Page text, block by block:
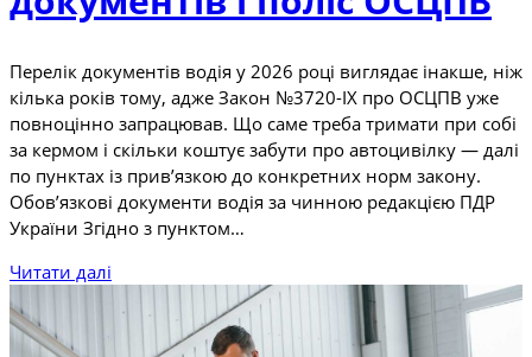
Перелік документів водія у 2026 році виглядає інакше, ніж
кілька років тому, адже Закон №3720-IX про ОСЦПВ уже
повноцінно запрацював. Що саме треба тримати при собі
за кермом і скільки коштує забути про автоцивілку — далі
по пунктах із прив’язкою до конкретних норм закону.
Обов’язкові документи водія за чинною редакцією ПДР
України Згідно з пунктом…
Читати далі